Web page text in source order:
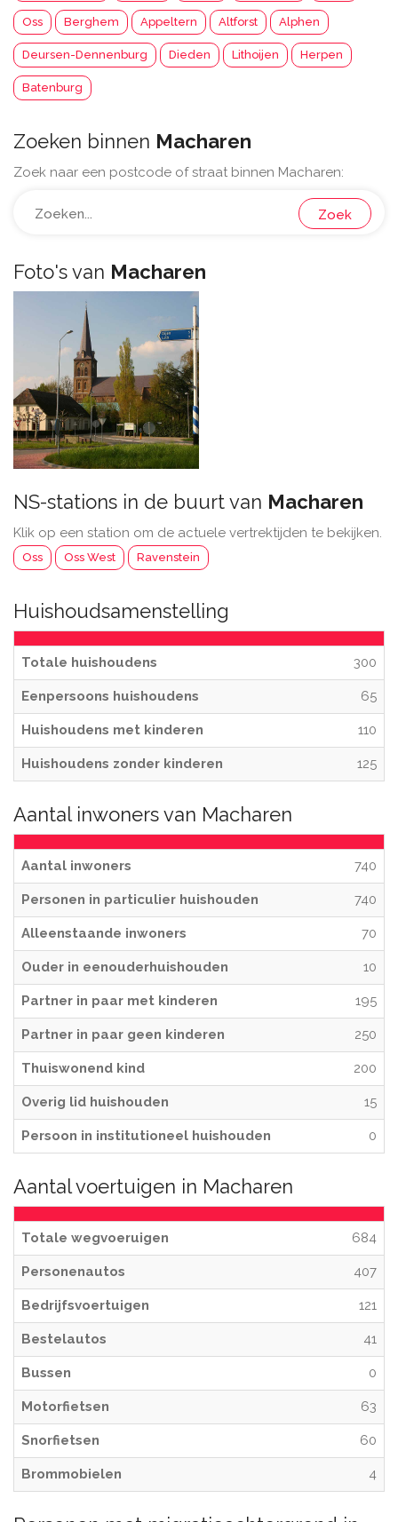
Oss Berghem Appeltern Altforst Alphen
Deursen-Dennenburg Dieden Lithoijen Herpen
Batenburg
Zoeken binnen Macharen
Zoek naar een postcode of straat binnen Macharen:
Zoek
Foto's van Macharen
NS-stations in de buurt van Macharen
Klik op een station om de actuele vertrektijden te bekijken.
Oss Oss West Ravenstein
Huishoudsamenstelling
Totale huishoudens 300
Eenpersoons huishoudens 65
Huishoudens met kinderen 110
Huishoudens zonder kinderen 125
Aantal inwoners van Macharen
Aantal inwoners 740
Personen in particulier huishouden 740
Alleenstaande inwoners 70
Ouder in eenouderhuishouden 10
Partner in paar met kinderen 195
Partner in paar geen kinderen 250
Thuiswonend kind 200
Overig lid huishouden 15
Persoon in institutioneel huishouden 0
Aantal voertuigen in Macharen
Totale wegvoeruigen 684
Personenautos 407
Bedrijfsvoertuigen 121
Bestelautos 41
Bussen 0
Motorfietsen 63
Snorfietsen 60
Brommobielen 4